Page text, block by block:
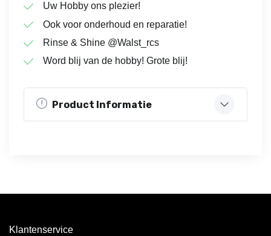
Uw Hobby ons plezier!
Ook voor onderhoud en reparatie!
Rinse & Shine @Walst_rcs
Word blij van de hobby! Grote blij!
Product Informatie
Klantenservice